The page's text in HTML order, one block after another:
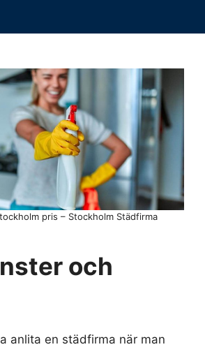
pris – Stockholm Städfirma
och
anlita en städfirma när man